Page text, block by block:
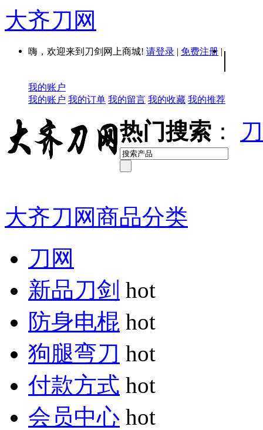
大齐刀网
嗨，欢迎来到刀剑网上商城! 请登录 | 免费注册 | |
我的账户
我的账户 我的订单 我的留言 我的收藏 我的推荐
热门搜索 ：
大齐刀网商品分类
刀网
新品刀剑 hot
防身电棍 hot
狗腿弯刀 hot
付款方式 hot
会员中心 hot